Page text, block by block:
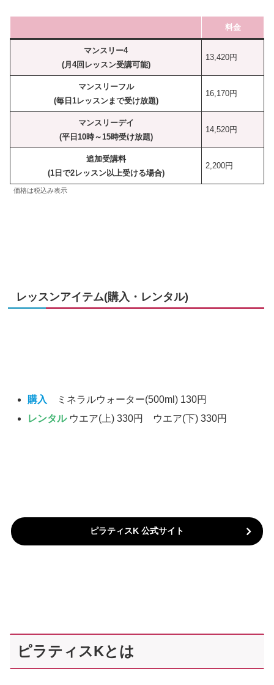
料金
マンスリー4
(月4回レッスン受講可能)
13,420円
マンスリーフル
(毎日1レッスンまで受け放題)
16,170円
マンスリーデイ
(平日10時～15時受け放題)
14,520円
追加受講料
(1日で2レッスン以上受ける場合)
2,200円
価格は税込み表示
レッスンアイテム(購入・レンタル)
購入
ミネラルウォーター(500ml) 130円
レンタルウエア(上) 330円 ウエア(下) 330円
ピラティスK 公式サイト
ピラティスKとは